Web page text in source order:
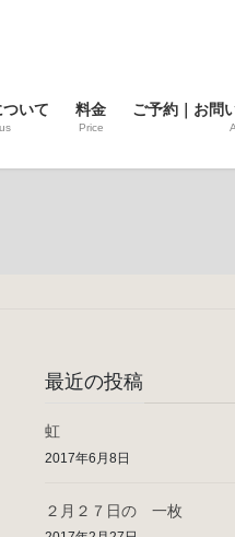
いて 料金
Price
ご予約｜お問
最近の投稿
虹
2017年6月8日
２月２７日の 一枚